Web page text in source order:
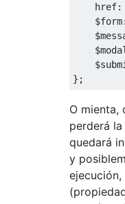
    href
:
    $form
:
    $modal
};
O mienta,
perderá
quedará
y
ejecución,